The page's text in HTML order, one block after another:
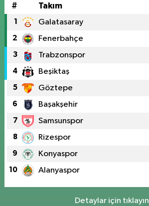
# Takım
1 Galatasaray
2 Fenerbahçe
3 Trabzonspor
4 Beşiktaş
5 Göztepe
6 Başakşehir
7 Samsunspor
8 Rizespor
9 Konyaspor
10 Alanyaspor
Detaylar için tıklayın